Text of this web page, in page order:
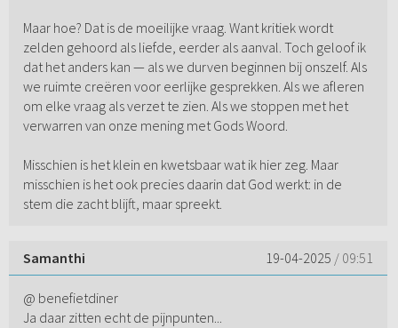
Maar hoe? Dat is de moeilijke vraag. Want kritiek wordt
zelden gehoord als liefde, eerder als aanval. Toch geloof ik
dat het anders kan — als we durven beginnen bij onszelf. Als
we ruimte creëren voor eerlijke gesprekken. Als we afleren
om elke vraag als verzet te zien. Als we stoppen met het
verwarren van onze mening met Gods Woord.
Misschien is het klein en kwetsbaar wat ik hier zeg. Maar
misschien is het ook precies daarin dat God werkt: in de
stem die zacht blijft, maar spreekt.
Samanthi 19-04-2025 / 09:51
@ benefietdiner
Ja daar zitten echt de pijnpunten...